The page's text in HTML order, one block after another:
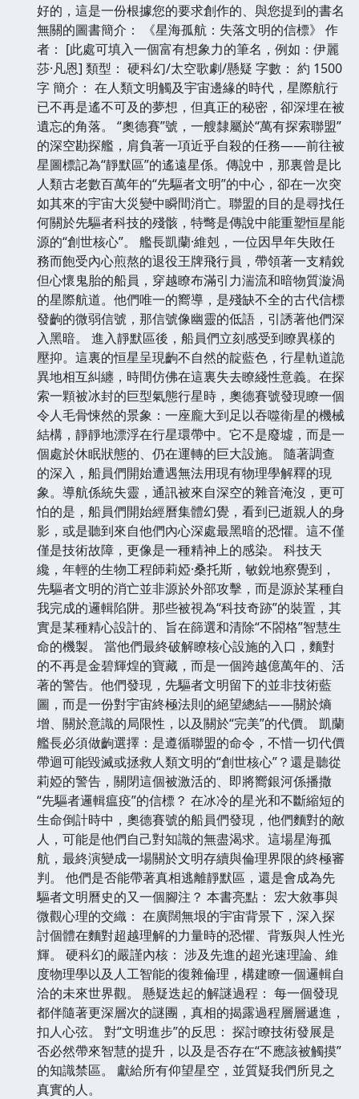
好的，這是一份根據您的要求創作的、與您提到的書名
無關的圖書簡介： 《星海孤航：失落文明的信標》 作
者： [此處可填入一個富有想象力的筆名，例如：伊麗
莎·凡恩] 類型： 硬科幻/太空歌劇/懸疑 字數： 約 1500
字 簡介： 在人類文明觸及宇宙邊緣的時代，星際航行
已不再是遙不可及的夢想，但真正的秘密，卻深埋在被
遺忘的角落。 “奧德賽”號，一艘隸屬於“萬有探索聯盟”
的深空勘探艦，肩負著一項近乎自殺的任務——前往被
星圖標記為“靜默區”的遙遠星係。傳說中，那裏曾是比
人類古老數百萬年的“先驅者文明”的中心，卻在一次突
如其來的宇宙大災變中瞬間消亡。聯盟的目的是尋找任
何關於先驅者科技的殘骸，特彆是傳說中能重塑恒星能
源的“創世核心”。 艦長凱蘭·維剋，一位因早年失敗任
務而飽受內心煎熬的退役王牌飛行員，帶領著一支精銳
但心懷鬼胎的船員，穿越瞭布滿引力湍流和暗物質漩渦
的星際航道。他們唯一的嚮導，是殘缺不全的古代信標
發齣的微弱信號，那信號像幽靈的低語，引誘著他們深
入黑暗。 進入靜默區後，船員們立刻感受到瞭異樣的
壓抑。這裏的恒星呈現齣不自然的靛藍色，行星軌道詭
異地相互糾纏，時間仿佛在這裏失去瞭綫性意義。在探
索一顆被冰封的巨型氣態行星時，奧德賽號發現瞭一個
令人毛骨悚然的景象：一座龐大到足以吞噬衛星的機械
結構，靜靜地漂浮在行星環帶中。它不是廢墟，而是一
個處於休眠狀態的、仍在運轉的巨大設施。 隨著調查
的深入，船員們開始遭遇無法用現有物理學解釋的現
象。導航係統失靈，通訊被來自深空的雜音淹沒，更可
怕的是，船員們開始經曆集體幻覺，看到已逝親人的身
影，或是聽到來自他們內心深處最黑暗的恐懼。這不僅
僅是技術故障，更像是一種精神上的感染。 科技天
纔，年輕的生物工程師莉婭·桑托斯，敏銳地察覺到，
先驅者文明的消亡並非源於外部攻擊，而是源於某種自
我完成的邏輯陷阱。那些被視為“科技奇跡”的裝置，其
實是某種精心設計的、旨在篩選和清除“不閤格”智慧生
命的機製。 當他們最終破解瞭核心設施的入口，麵對
的不再是金碧輝煌的寶藏，而是一個跨越億萬年的、活
著的警告。他們發現，先驅者文明留下的並非技術藍
圖，而是一份對宇宙終極法則的絕望總結——關於熵
增、關於意識的局限性，以及關於“完美”的代價。 凱蘭
艦長必須做齣選擇：是遵循聯盟的命令，不惜一切代價
帶迴可能毀滅或拯救人類文明的“創世核心”？還是聽從
莉婭的警告，關閉這個被激活的、即將嚮銀河係播撒
“先驅者邏輯瘟疫”的信標？ 在冰冷的星光和不斷縮短的
生命倒計時中，奧德賽號的船員們發現，他們麵對的敵
人，可能是他們自己對知識的無盡渴求。這場星海孤
航，最終演變成一場關於文明存續與倫理界限的終極審
判。 他們是否能帶著真相逃離靜默區，還是會成為先
驅者文明曆史的又一個腳注？ 本書亮點： 宏大敘事與
微觀心理的交織： 在廣闊無垠的宇宙背景下，深入探
討個體在麵對超越理解的力量時的恐懼、背叛與人性光
輝。 硬科幻的嚴謹內核： 涉及先進的超光速理論、維
度物理學以及人工智能的復雜倫理，構建瞭一個邏輯自
洽的未來世界觀。 懸疑迭起的解謎過程： 每一個發現
都伴隨著更深層次的謎團，真相的揭露過程層層遞進，
扣人心弦。 對“文明進步”的反思： 探討瞭技術發展是
否必然帶來智慧的提升，以及是否存在“不應該被觸摸”
的知識禁區。 獻給所有仰望星空，並質疑我們所見之
真實的人。